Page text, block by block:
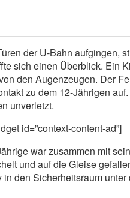
der U-Bahn aufgingen,
sich einen Überblick. Ein
den Augenzeugen. Der
zu dem 12-Jährigen
unverletzt.
id=”context-content-ad”]
war zusammen mit
und auf die Gleise
in den Sicherheitsraum